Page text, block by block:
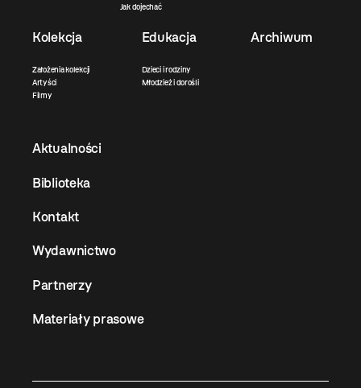
Jak dojechać
Kolekcja
Założenia kolekcji
Artyści
Filmy
Edukacja
Dzieci i rodziny
Młodzież i dorośli
Archiwum
Aktualności
Biblioteka
Kontakt
Wydawnictwo
Partnerzy
Materiały prasowe